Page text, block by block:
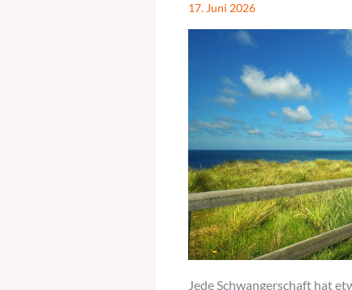
17. Juni 2026
Jede Schwangerschaft hat